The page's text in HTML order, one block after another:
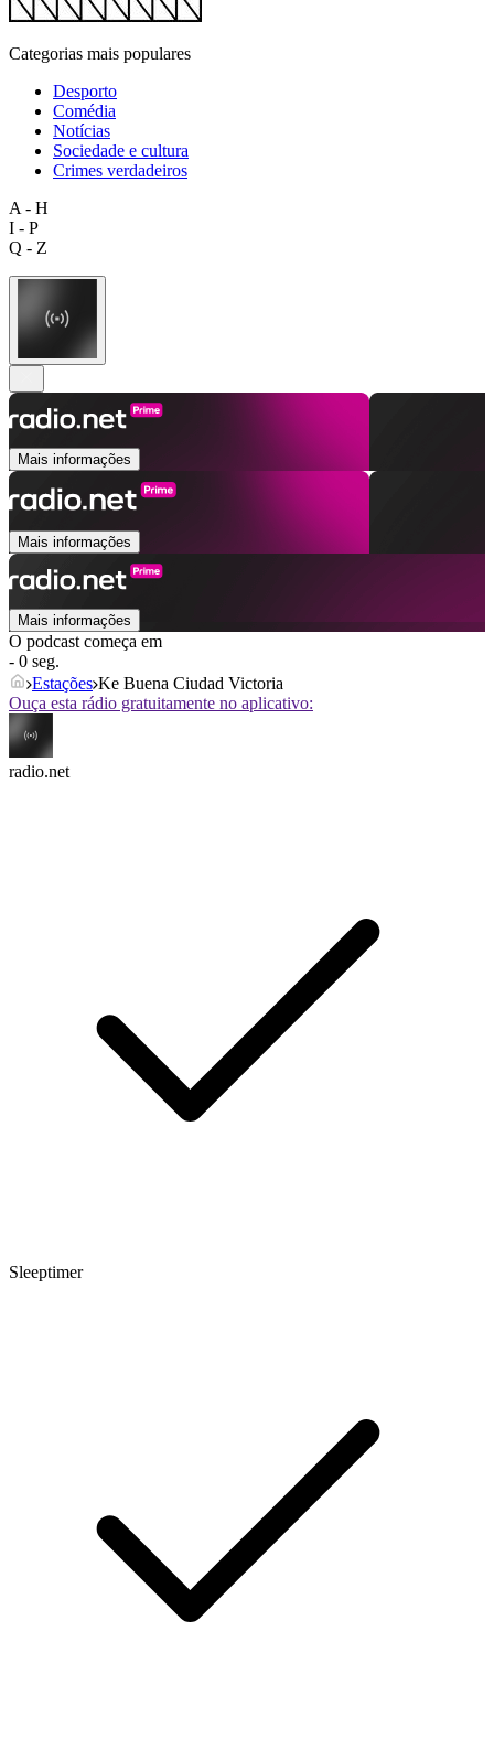
Categorias mais populares
Desporto
Comédia
Notícias
Sociedade e cultura
Crimes verdadeiros
A - H
I - P
Q - Z
Mais informações
Mais informações
Mais informações
O podcast começa em
- 0 seg.
Estações Ke Buena Ciudad Victoria
Ouça esta rádio gratuitamente no aplicativo:
radio.net
Sleeptimer